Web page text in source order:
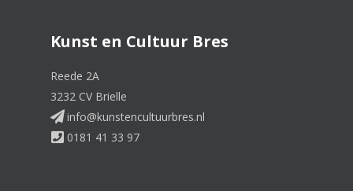
Kunst en Cultuur Bres
Reede 2A
3232 CV Brielle
info@kunstencultuurbres.nl
0181 41 33 97